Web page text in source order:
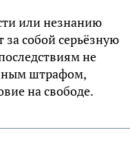
или незнанию
за собой серьёзную
не
штрафом,
на свободе.